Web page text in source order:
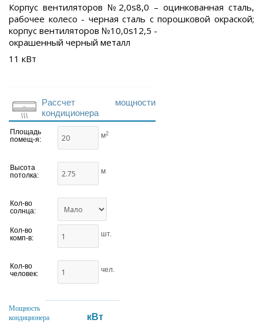
Корпус вентиляторов №2,0s8,0 – оцинкованная сталь,
рабочее колесо - черная сталь с порошковой окраской;
корпус вентиляторов №10,0s12,5 -
окрашенный черный металл
11 кВт
Рассчет мощности
кондиционера
Площадь
помещ-я:
м2
Высота
потолка:
м
Кол-во
солнца:
Кол-во
комп-в:
шт.
Кол-во
человек:
чел.
Мощность
кондиционера
кВт